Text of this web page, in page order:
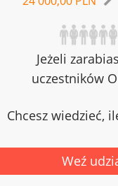
Jeżeli
uczestników
Chcesz wiedzieć,
Weź